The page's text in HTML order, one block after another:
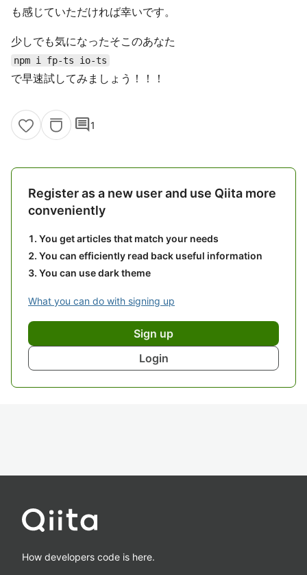
も感じていただければ幸いです。
少しでも気になったそこのあなた
npm i fp-ts io-ts
で早速試してみましょう！！！
comment1
Register as a new user and use Qiita more
conveniently
You get articles that match your needs
You can efficiently read back useful information
You can use dark theme
What you can do with signing up
Sign up
Login
How developers code is here.